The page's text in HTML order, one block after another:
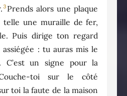
3 Prends alors une plaque
une muraille de fer,
Puis dirige ton regard
: tu auras mis le
C’est un signe pour la
toi sur le côté
toi la faute de la maison